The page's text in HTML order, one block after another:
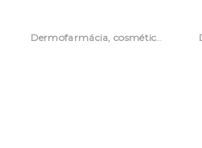
Dermofarmácia, cosmética e acessórios